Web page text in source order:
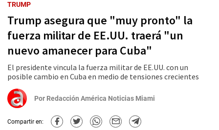
TRUMP
Trump asegura que "muy pronto" la
fuerza militar de EE.UU. traerá "un
nuevo amanecer para Cuba"
El presidente vincula la fuerza militar de EE.UU. con un
posible cambio en Cuba en medio de tensiones crecientes
Por Redacción América Noticias Miami
Compartir en: